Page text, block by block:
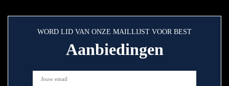
WORD LID VAN ONZE MAILLIJST VOOR BEST
Aanbiedingen